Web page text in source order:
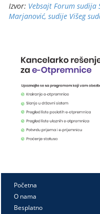
Izvor: Vebsajt Forum sudija
Marjanović, sudije Višeg
Početna
O nama
Besplatno